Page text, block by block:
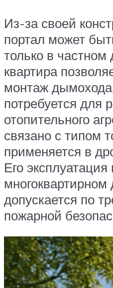
Из-за своей
портал может
только в
квартира
монтаж
потребуется для
отопительного
связано с типом
применяется в
Его эксплуатация
допускается по
пожарной